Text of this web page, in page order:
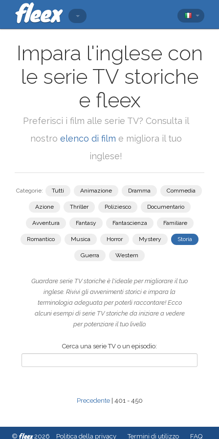
Impara l'inglese con
le serie TV storiche
e fleex
Preferisci i film alle serie TV? Consulta il
nostro elenco di film e migliora il tuo
inglese!
Categorie: Tutti Animazione Dramma Commedia
Azione Thriller Poliziesco Documentario
Avventura Fantasy Fantascienza Familiare
Romantico Musica Horror Mystery Storia
Guerra Western
Guardare serie TV storiche è l'ideale per migliorare il tuo
inglese. Rivivi gli avvenimenti storici e impara la
terminologia adeguata per poterli raccontare! Ecco
alcuni esempi di serie TV storiche da iniziare a vedere
per potenziare il tuo livello.
Cerca una serie TV o un episodio:
Precedente| 401 - 450
© fleex2026 Politica della privacy Termini di utilizzo FAQ